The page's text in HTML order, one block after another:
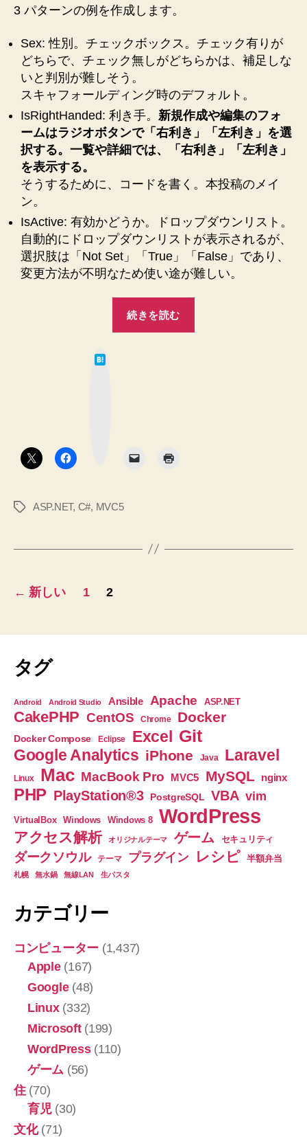
3 パターンの例を作成します。
Sex: 性別。チェックボックス。チェック有りが
どちらで、チェック無しがどちらかは、補足しな
いと判別が難しそう。
スキャフォールディング時のデフォルト。
IsRightHanded: 利き手。 新規作成や編集のフォ
ームはラジオボタンで「右利き」「左利き」を選
択する。一覧や詳細では、「右利き」「左利き」
を表示する。
そうするために、コードを書く。本投稿のメイ
ン。
IsActive: 有効かどうか。ドロップダウンリスト。
自動的にドロップダウンリストが表示されるが、
選択肢は「Not Set」「True」「False」であり、
変更方法が不明なため使い途が難しい。
続きを読む
ビ
タ
ン
表
示
す
サ
ン
プ
ル
タ
ASP.NET, C#, MVC5
投
の
ペ
ー
ジ
送
り
← 新しい 1 2
タグ
Android Android Studio Ansible Apache ASP.NET
CakePHP CentOS Chrome Docker
Docker Compose Eclipse Excel Git
Google Analytics iPhone Java Laravel
Linux Mac MacBook Pro MVC5 MySQL nginx
PHP PlayStation®3 PostgreSQL VBA vim
VirtualBox Windows Windows 8 WordPress
アクセス解析 オリジナルテーマ ゲーム セキュリティ
ダークソウル テーマ プラグイン レシピ 半額弁当
札幌 無水鍋 無線LAN 生パスタ
カテゴリー
コンピューター (1,437)
Apple(167)
Google(48)
Linux(332)
Microsoft(199)
WordPress(110)
ゲーム (56)
住(70)
育児(30)
文化(71)